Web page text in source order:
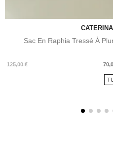
Sac En Raphia Tressé À
125,00 €
Prix
Prix